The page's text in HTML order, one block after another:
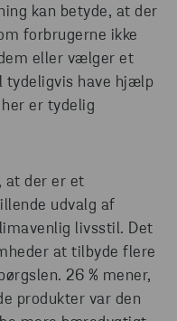
kan betyde, at der
forbrugerne ikke
eller vælger et
tydeligvis have hjælp
er tydelig
at der er et
udvalg af
livsstil. Det
at tilbyde flere
26 % mener,
produkter var den